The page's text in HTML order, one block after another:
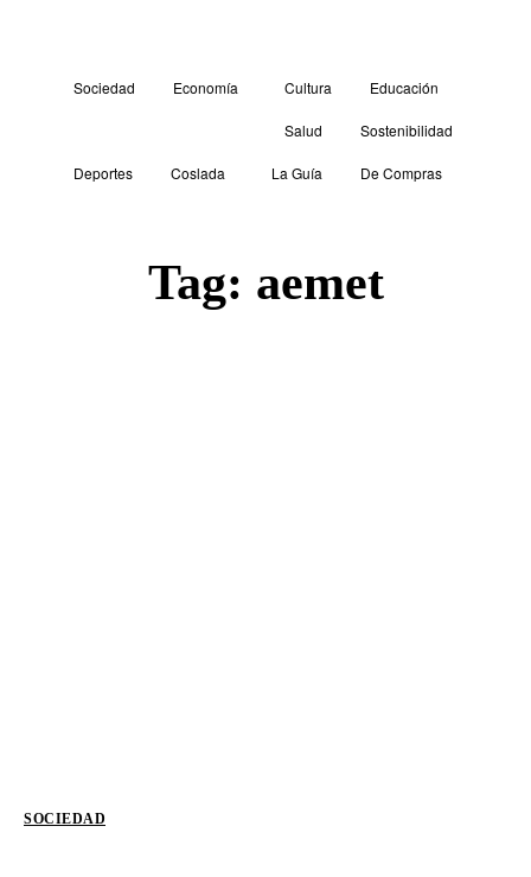
Sociedad Economía Cultura Educación
Salud Sostenibilidad
Deportes Coslada La Guía De Compras
Tag: aemet
SOCIEDAD